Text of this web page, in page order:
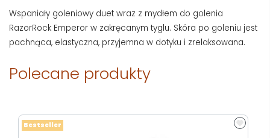
Wspaniały goleniowy duet wraz z mydłem do golenia
RazorRock Emperor w zakręcanym tyglu. Skóra po goleniu jest
pachnąca, elastyczna, przyjemna w dotyku i zrelaksowana.
Polecane produkty
Bestseller